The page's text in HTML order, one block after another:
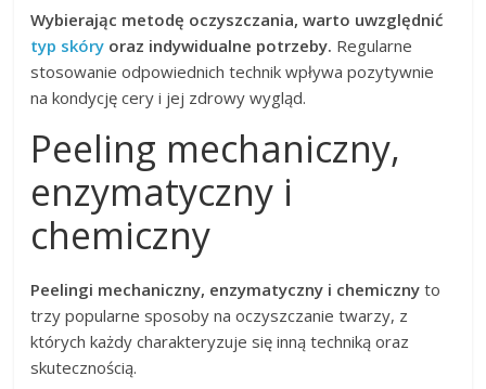
Wybierając metodę oczyszczania, warto uwzględnić
typ skóry oraz indywidualne potrzeby. Regularne
stosowanie odpowiednich technik wpływa pozytywnie
na kondycję cery i jej zdrowy wygląd.
Peeling mechaniczny,
enzymatyczny i
chemiczny
Peelingi mechaniczny, enzymatyczny i chemiczny to
trzy popularne sposoby na oczyszczanie twarzy, z
których każdy charakteryzuje się inną techniką oraz
skutecznością.